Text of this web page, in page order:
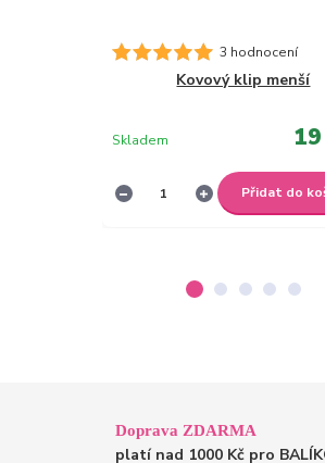
3 hodnocení
Kovový klip menší
Skladem
Přidat do
Doprava ZDARMA
platí nad 1000 Kč pro